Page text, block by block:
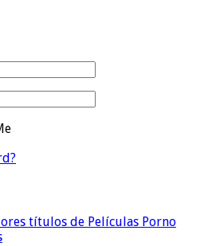
títulos de Películas Porno